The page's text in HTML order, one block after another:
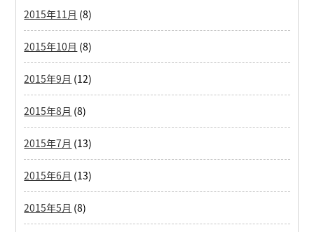
2015年11月 (8)
2015年10月 (8)
2015年9月 (12)
2015年8月 (8)
2015年7月 (13)
2015年6月 (13)
2015年5月 (8)